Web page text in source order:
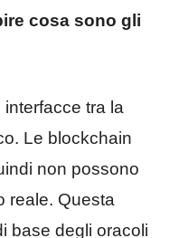
cosa sono gli
tra la
Le blockchain
non possono
reale. Questa
base degli oracoli